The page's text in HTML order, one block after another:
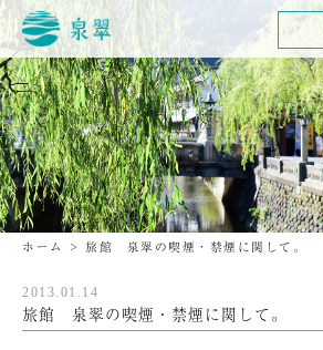
ホーム > 旅館 泉翠の喫煙・禁煙に関して。
2013.01.14
旅館 泉翠の喫煙・禁煙に関して。